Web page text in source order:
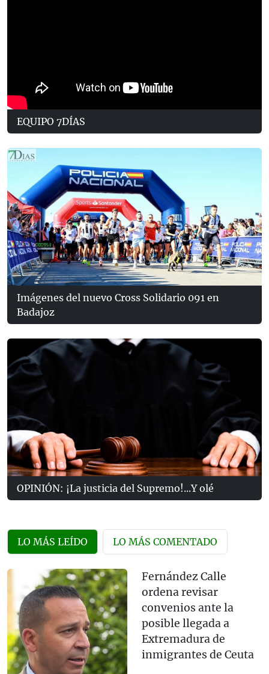
EQUIPO 7DÍAS
Imágenes del nuevo Cross Solidario 091 en
Badajoz
OPINIÓN: ¡La justicia del Supremo!...Y olé
LO MÁS LEÍDO LO MÁS COMENTADO
Fernández Calle
ordena revisar
convenios ante la
posible llegada a
Extremadura de
inmigrantes de Ceuta